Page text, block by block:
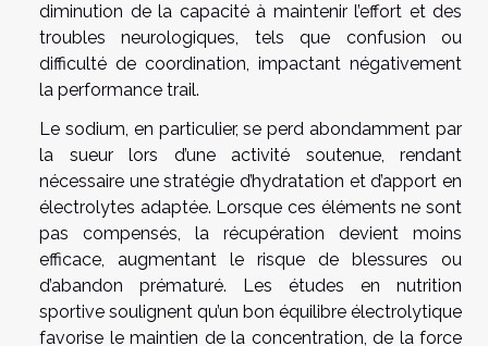
diminution de la capacité à maintenir l’effort et des
troubles neurologiques, tels que confusion ou
difficulté de coordination, impactant négativement
la performance trail.
Le sodium, en particulier, se perd abondamment par
la sueur lors d’une activité soutenue, rendant
nécessaire une stratégie d’hydratation et d’apport en
électrolytes adaptée. Lorsque ces éléments ne sont
pas compensés, la récupération devient moins
efficace, augmentant le risque de blessures ou
d’abandon prématuré. Les études en nutrition
sportive soulignent qu’un bon équilibre électrolytique
favorise le maintien de la concentration, de la force